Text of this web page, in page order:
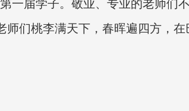
一届学子。敬业、专业的老师们
们桃李满天下，春晖遍四方，在